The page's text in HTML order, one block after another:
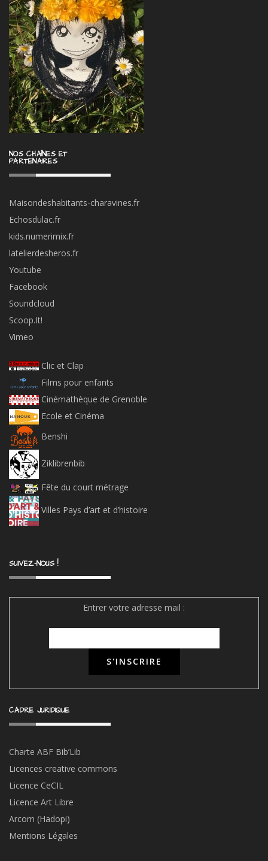
NOS CHAÎNES ET
PARTENAIRES
Maisondeshabitants-charavines.fr
Echosdulac.fr
kids.numerimix.fr
latelierdesheros.fr
Youtube
Facebook
Soundcloud
Scoop.It!
Vimeo
Clic et Clap
Films pour enfants
Cinémathèque de Grenoble
Ecole et Cinéma
Benshi
Ziklibrenbib
Fête du court métrage
Villes Pays d’art et d’histoire
SUIVEZ-NOUS !
Entrer votre adresse mail :
CADRE JURIDIQUE
Charte ABF Bib’Lib
Licences creative commons
Licence CeCIL
Licence Art Libre
Arcom (Hadopi)
Mentions Légales